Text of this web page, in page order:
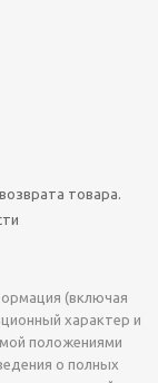
товара.
(включая
характер и
положениями
о полных